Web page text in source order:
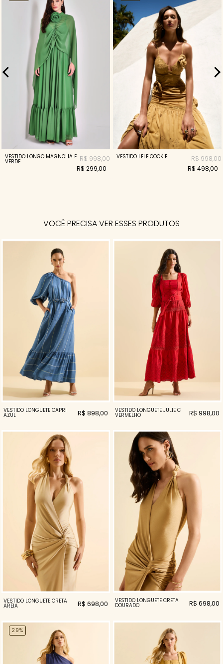
VESTIDO LONGO MAGNOLIA E
VERDE
R$ 998,00
R$ 299,00
VESTIDO LELE COOKIE
R$ 998,00
R$ 498,00
VOCÊ PRECISA VER ESSES PRODUTOS
VESTIDO LONGUETE CAPRI
AZUL R$ 898,00 VESTIDO LONGUETE JULIE C
VERMELHO R$ 998,00
VESTIDO LONGUETE CRETA
AREIA R$ 698,00 VESTIDO LONGUETE CRETA
DOURADO R$ 698,00
29%